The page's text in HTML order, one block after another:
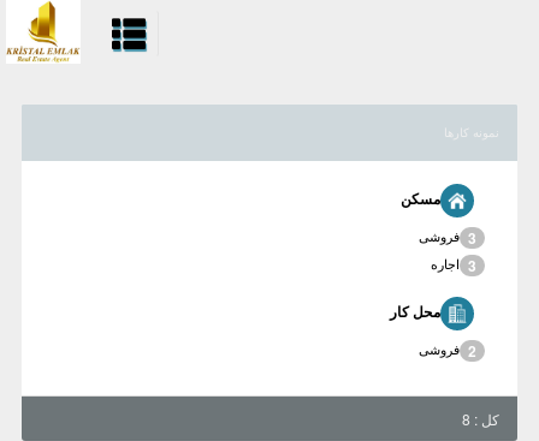
نمونه کارها
مسکن
فروشی 3
اجاره 3
محل کار
فروشی 2
کل : 8